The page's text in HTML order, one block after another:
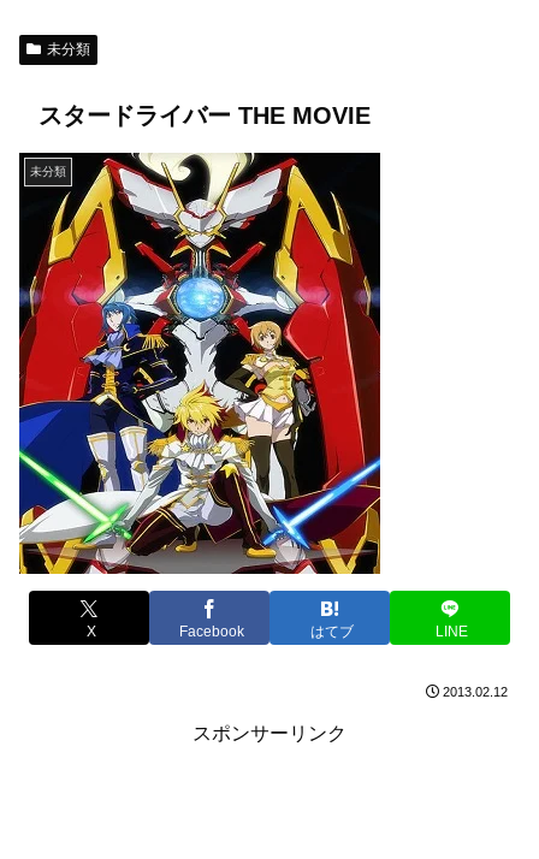
未分類
スタードライバー THE MOVIE
未分類
X Facebook はてブ LINE
2013.02.12
スポンサーリンク